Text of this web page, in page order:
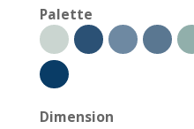
Palette
Dimension